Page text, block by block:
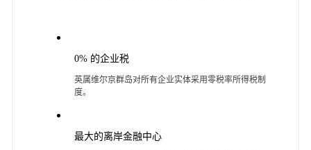
0% 的企业税
英属维尔京群岛对所有企业实体采用零税率所得税制
度。
最大的离岸金融中心